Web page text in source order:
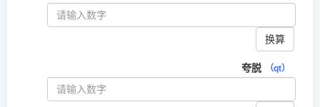
换算
夸脱 （qt）